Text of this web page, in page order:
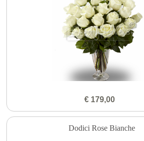
€ 179,00
Dodici Rose Bianche